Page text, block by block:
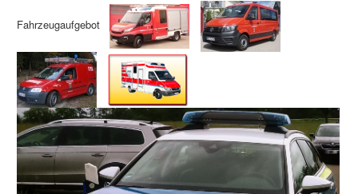
Fahrzeugaufgebot